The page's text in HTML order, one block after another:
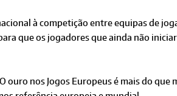
à competição entre equipas de
que os jogadores que ainda não
nos Jogos Europeus é mais do